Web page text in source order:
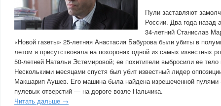
Пули заставляют
России. Два года назад
34-летний Станислав
«Новой газеты» 25-летняя Анастасия Бабурова были убиты в
летом я присутствовала на похоронах одной из самых известных
50-летней Натальи Эстемировой; ее похитители выбросили ее тело
Несколькими месяцами спустя был убит известный лидер
Макшарип Аушев. Его машина была найдена изрешеченной
пулевых отверстий — на дороге возле Нальчика.
Читать дальше →